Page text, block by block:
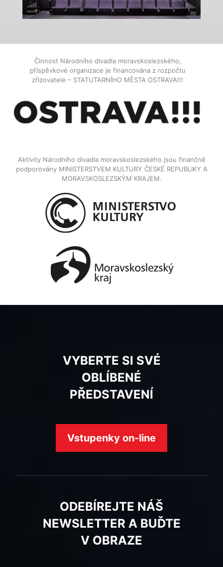
Činnost Národního divadla moravskoslezského,
příspěvkové organizace je financována z rozpočtu
zřizovatele – STATUTARNÍHO MĚSTA OSTRAVA!!!
Aktivity Národního divadla moravskoslezského jsou finančně
podporovány MINISTERSTVEM KULTURY ČESKÉ REPUBLIKY A
MORAVSKOSLEZSKÝM KRAJEM.
VYBERTE SI SVÉ
OBLÍBENÉ
PŘEDSTAVENÍ
Vstupenky on-line
ODEBÍREJTE NÁŠ
NEWSLETTER A BUĎTE
V OBRAZE